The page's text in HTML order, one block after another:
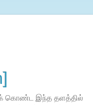
கொண்ட இந்த தளத்தில்